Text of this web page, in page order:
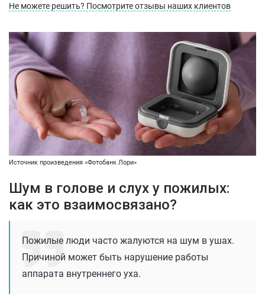
Не можете решить? Посмотрите отзывы наших клиентов
Источник произведения «Фотобанк Лори»
Шум в голове и слух у пожилых:
как это взаимосвязано?
Пожилые люди часто жалуются на шум в ушах.
Причиной может быть нарушение работы
аппарата внутреннего уха.